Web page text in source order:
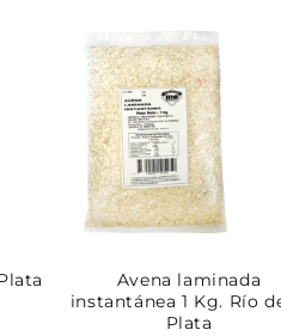
Avena laminada
instantánea 1 Kg. Río
Plata